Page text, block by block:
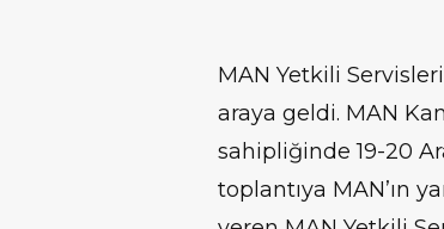
MAN Yetkili
araya geldi. MAN
sahipliğinde 19-20
toplantıya MAN’ın